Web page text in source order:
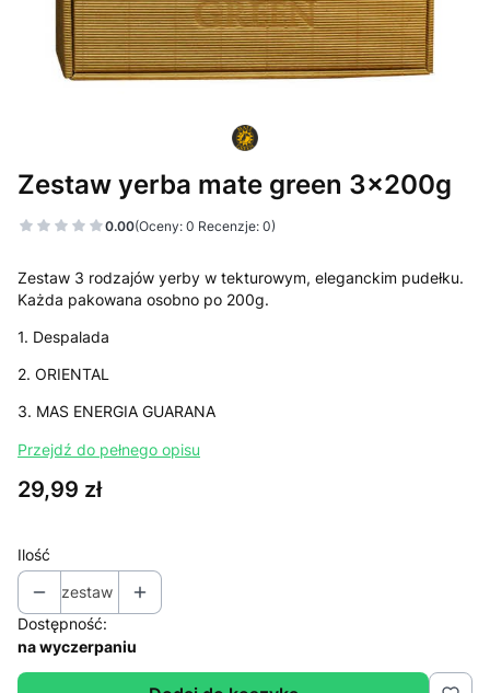
Zestaw yerba mate green 3x200g
0.00(Oceny: 0 Recenzje: 0)
Zestaw 3 rodzajów yerby w tekturowym, eleganckim pudełku.
Każda pakowana osobno po 200g.
1. Despalada
2. ORIENTAL
3. MAS ENERGIA GUARANA
Przejdź do pełnego opisu
Cena
29,99 zł
Ilość
zestaw
Dostępność:
na wyczerpaniu